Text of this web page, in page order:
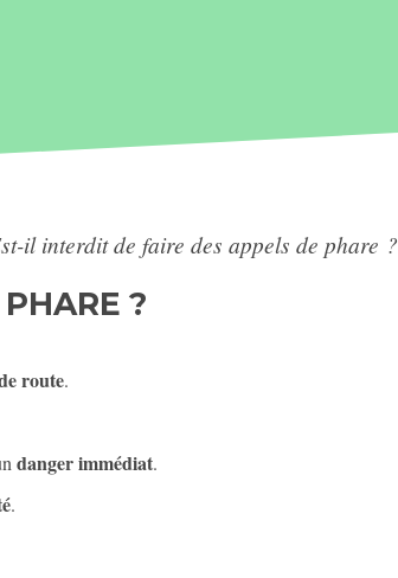
il interdit de faire des appels de phare ?
?
route.
danger immédiat.
.